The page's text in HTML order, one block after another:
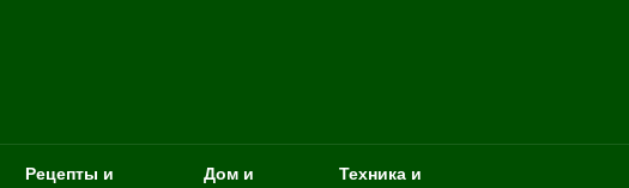
Рецепты и
Дом и
Техника и